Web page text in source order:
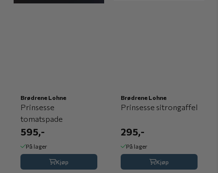
Brødrene Lohne
Prinsesse
tomatspade
595,-
På lager
Kjøp
Brødrene Lohne
Prinsesse sitrongaffel
295,-
På lager
Kjøp